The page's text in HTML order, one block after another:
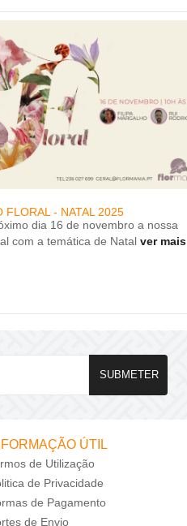
FLORAL - NATAL 2025
dia 16 de novembro a nossa
com a temática de Natal ver mais
SUBMETER
ÚTIL
de Utilização
de Privacidade
de Pagamento
de Envio